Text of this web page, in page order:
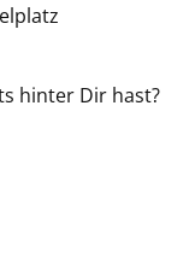
hinter Dir hast?